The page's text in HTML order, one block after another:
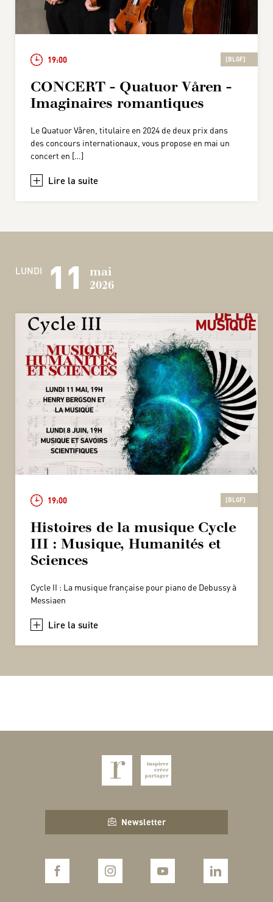
19:00 [BLGF]
CONCERT - Quatuor Våren -
Imaginaires romantiques
Le Quatuor Våren, titulaire en 2024 de deux prix dans
des concours internationaux, vous propose en mai un
concert en […]
+
LUNDI 11
mai
2026
19:00 [BLGF]
Histoires de la musique Cycle
III : Musique, Humanités et
Sciences
Cycle II : La musique française pour piano de Debussy à
Messiaen
+
Newsletter